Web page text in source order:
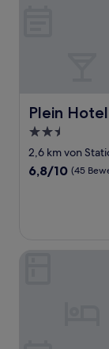
Plein Hotel
Plein Hotel
2.5-
Sterne-
Unterkunft
2,6 km von
6.8
6,8/10 (45